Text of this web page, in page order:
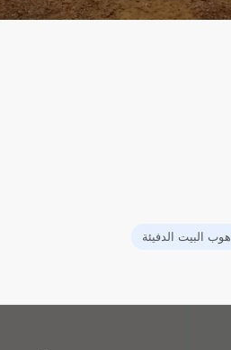
هوب البيت الدفيئة